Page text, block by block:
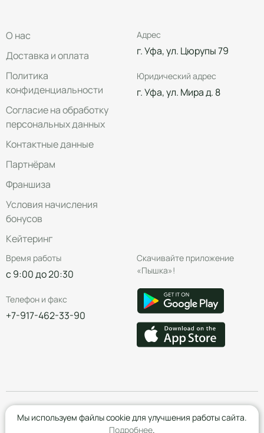
О нас
Доставка и оплата
Политика
конфиденциальности
Согласие на обработку
персональных данных
Контактные данные
Партнёрам
Франшиза
Условия начисления
бонусов
Кейтеринг
Адрес
г. Уфа, ул. Цюрупы 79
Юридический адрес
г. Уфа, ул. Мира д. 8
Время работы
с 9:00 до 20:30
Телефон и факс
+7-917-462-33-90
Скачивайте приложение
«Пышка»!
Мы используем файлы cookie для улучшения работы сайта.
Подробнее.